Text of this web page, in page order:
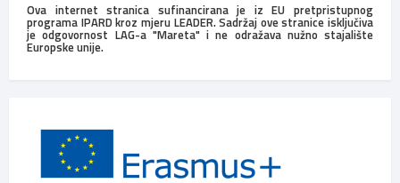
Ova internet stranica sufinancirana je iz EU pretpristupnog
programa IPARD kroz mjeru LEADER. Sadržaj ove stranice isključiva
je odgovornost LAG-a "Mareta" i ne odražava nužno stajalište
Europske unije.